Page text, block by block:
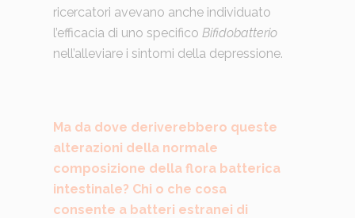
ricercatori avevano anche individuato
l’efficacia di uno specifico Bifidobatterio
nell’alleviare i sintomi della depressione.
Ma da dove deriverebbero queste
alterazioni della normale
composizione della flora batterica
intestinale? Chi o che cosa
consente a batteri estranei di